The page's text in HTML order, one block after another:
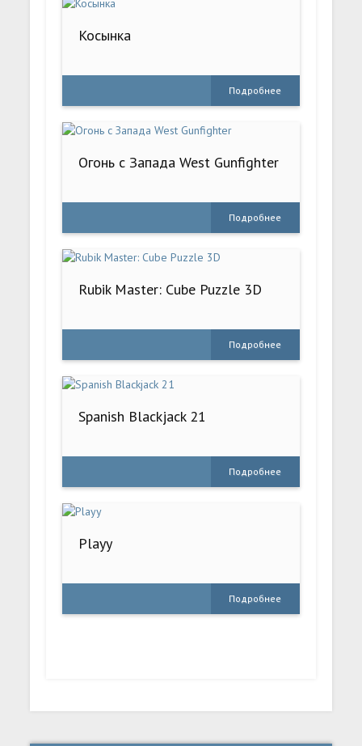
Косынка
Подробнее
Огонь с Запада West Gunfighter
Подробнее
Rubik Master: Cube Puzzle 3D
Подробнее
Spanish Blackjack 21
Подробнее
Playy
Подробнее